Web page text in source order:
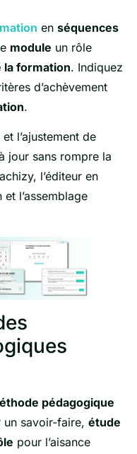
en séquences
module un rôle
la formation. Indiquez
d’achèvement
.
l’ajustement de
jour sans rompre la
l’éditeur en
l’assemblage
pédagogique
un savoir-faire, étude
pour l’aisance